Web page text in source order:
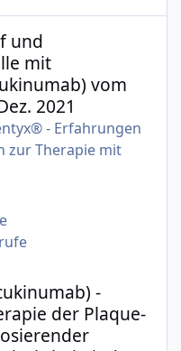
mit
und
mit
vom
2021
- Erfahrungen
zur Therapie mit
-
der Plaque-